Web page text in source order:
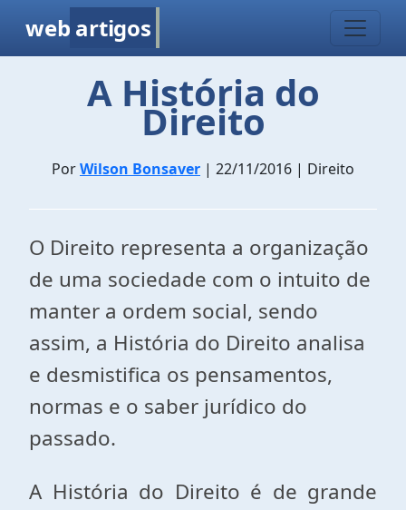
web artigos
A História do
Direito
PorWilson Bonsaver | 22/11/2016 | Direito
O Direito representa a organização
de uma sociedade com o intuito de
manter a ordem social, sendo
assim, a História do Direito analisa
e desmistifica os pensamentos,
normas e o saber jurídico do
passado.
A História do Direito é de grande